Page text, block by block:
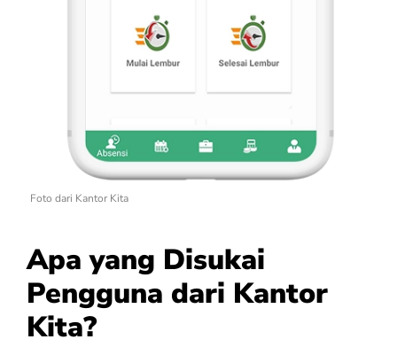
Foto dari Kantor Kita
Apa yang Disukai
Pengguna dari Kantor
Kita?